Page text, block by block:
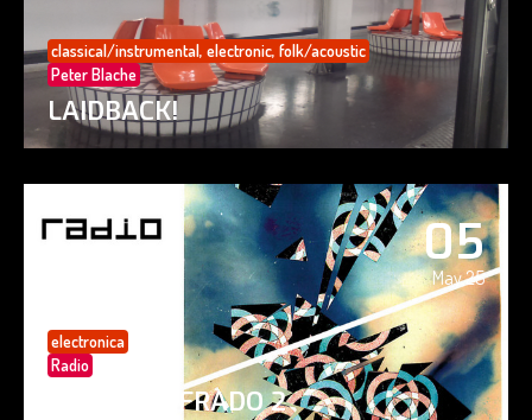
classical/instrumental, electronic, folk/acoustic
Peter Blache
LAIDBACK!
05
May 25
electronica
Radio
PAISAJE CIFRADO 2